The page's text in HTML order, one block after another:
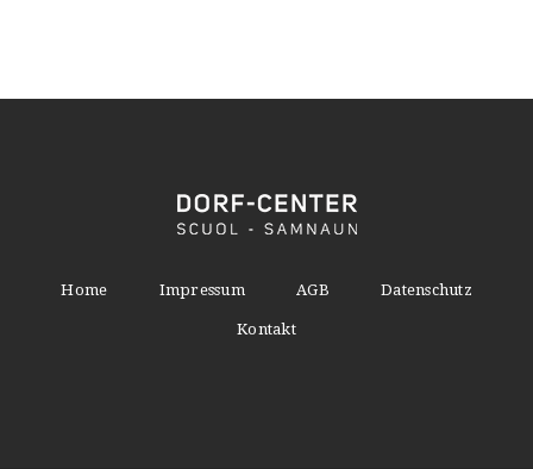
Home Impressum AGB Datenschutz
Kontakt